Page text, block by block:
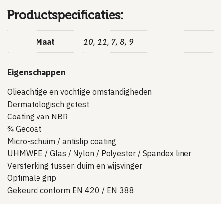
Productspecificaties:
Maat 10, 11, 7, 8, 9
Eigenschappen
Olieachtige en vochtige omstandigheden
Dermatologisch getest
Coating van NBR
¾ Gecoat
Micro-schuim / antislip coating
UHMWPE / Glas / Nylon / Polyester / Spandex liner
Versterking tussen duim en wijsvinger
Optimale grip
Gekeurd conform EN 420 / EN 388